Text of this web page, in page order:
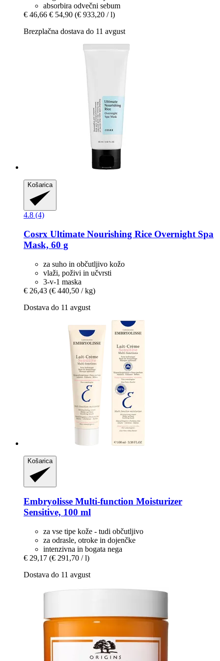
absorbira odvečni sebum
€ 46,66 € 54,90 (€ 933,20 / l)
Brezplačna dostava do 11 avgust
Košarica
4.8 (4)
Cosrx Ultimate Nourishing Rice Overnight Spa
Mask, 60 g
za suho in občutljivo kožo
vlaži, poživi in učvrsti
3-v-1 maska
€ 26,43 (€ 440,50 / kg)
Dostava do 11 avgust
Košarica
Embryolisse Multi-​function Moisturizer
Sensitive, 100 ml
za vse tipe kože - tudi občutljivo
za odrasle, otroke in dojenčke
intenzivna in bogata nega
€ 29,17 (€ 291,70 / l)
Dostava do 11 avgust